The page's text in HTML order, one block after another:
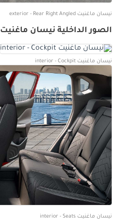
نيسان ماغنيت exterior - Rear Right Angled
الصور الداخلية نيسان ماغنيت
نيسان ماغنيت interior - Cockpit
نيسان ماغنيت interior - Seats